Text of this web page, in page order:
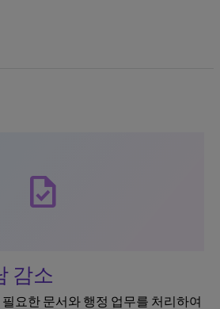
task
감소
요한 문서와 행정 업무를 처리하여